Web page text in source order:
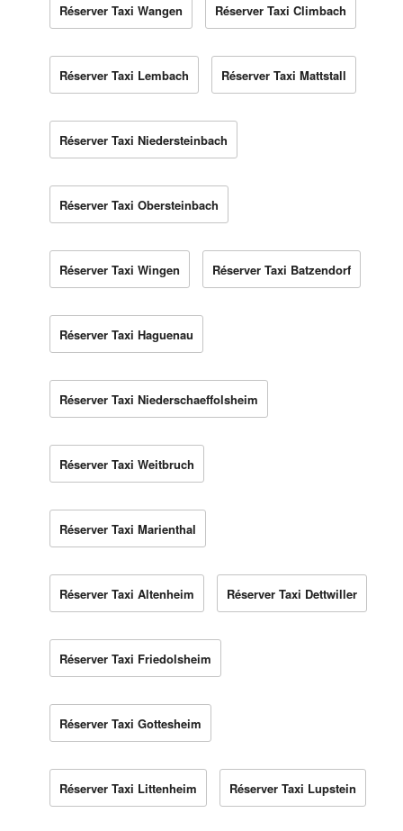
Réserver Taxi Wangen Réserver Taxi Climbach
Réserver Taxi Lembach Réserver Taxi Mattstall
Réserver Taxi Niedersteinbach
Réserver Taxi Obersteinbach
Réserver Taxi Wingen Réserver Taxi Batzendorf
Réserver Taxi Haguenau
Réserver Taxi Niederschaeffolsheim
Réserver Taxi Weitbruch
Réserver Taxi Marienthal
Réserver Taxi Altenheim Réserver Taxi Dettwiller
Réserver Taxi Friedolsheim
Réserver Taxi Gottesheim
Réserver Taxi Littenheim Réserver Taxi Lupstein